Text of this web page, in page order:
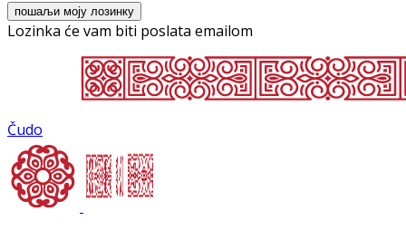
Lozinka će vam biti poslata emailom
Čudo